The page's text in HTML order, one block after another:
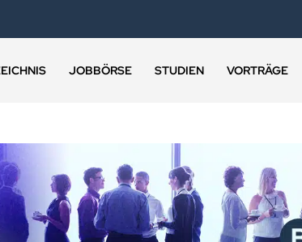
JOBBÖRSE STUDIEN VORTRÄGE